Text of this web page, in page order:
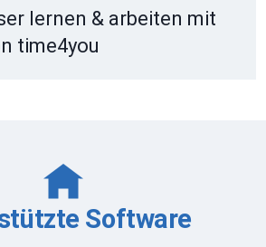
lernen & arbeiten mit
time4you
Software